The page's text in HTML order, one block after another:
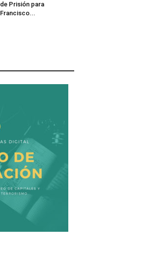
de Prisión para
Francisco...